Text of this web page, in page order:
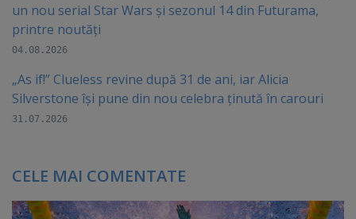
un nou serial Star Wars și sezonul 14 din Futurama,
printre noutăți
04.08.2026
„As if!” Clueless revine după 31 de ani, iar Alicia
Silverstone își pune din nou celebra ținută în carouri
31.07.2026
CELE MAI COMENTATE